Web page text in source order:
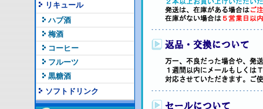
リキュール
ハブ酒
梅酒
コーヒー
フルーツ
黒糖酒
ソフトドリンク